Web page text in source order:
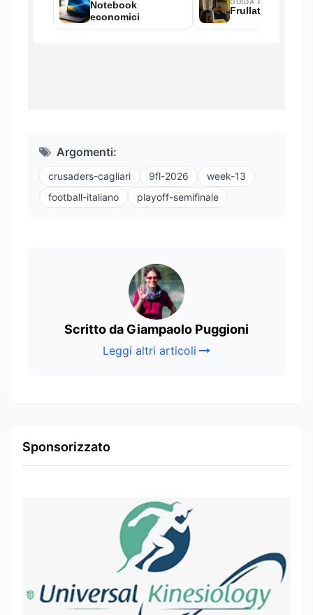
Argomenti:
crusaders-cagliari 9fl-2026
week-13
football-italiano
playoff-semifinale
Scritto da Giampaolo Puggioni
Leggi altri articoli
Sponsorizzato